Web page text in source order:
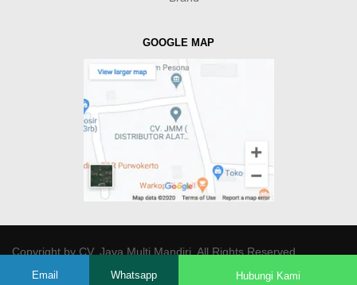
GOOGLE MAP
Copyright byCV. Java Multi Mandiri. All Rights Reserved.
Email Whatsapp Hubungi Kami